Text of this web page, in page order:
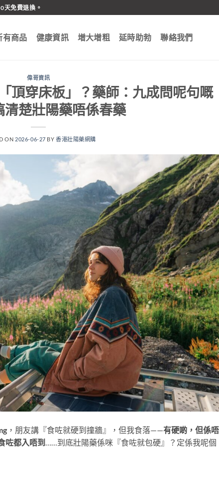
天免費退換。
有商品 健康資訊 增大增粗 延時助勃 聯絡我們
偉哥資訊
頂穿床板」？藥師：九成問呢句嘅
清楚壯陽藥唔係春藥
ON 2026-06-27 BY香港壯陽藥網購
，朋友講『食咗就硬到撞牆』，但我食落——有硬啲，但係
咗都入唔到 ……到底壯陽藥係咪『食咗就包硬』？定係我呢個